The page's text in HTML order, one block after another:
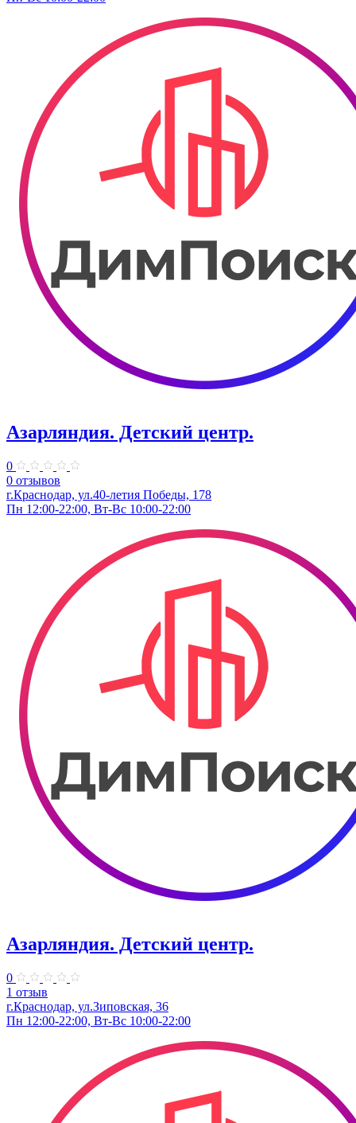
Азарляндия. ​Детский центр.
0
0 отзывов
г.Краснодар, ул.40-летия Победы, 178
Пн 12:00-22:00, Вт-Вс 10:00-22:00
Азарляндия. ​Детский центр.
0
1 отзыв
г.Краснодар, ул.Зиповская, 36
Пн 12:00-22:00, Вт-Вс 10:00-22:00